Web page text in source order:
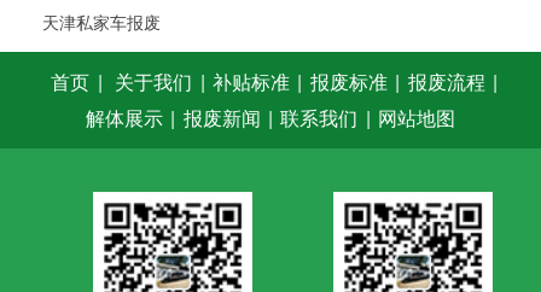
天津私家车报废
首页 | 关于我们 | 补贴标准 | 报废标准 | 报废流程 |
解体展示 | 报废新闻 | 联系我们 | 网站地图